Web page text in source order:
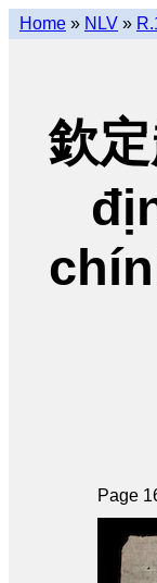
Home » NLV »
欽
Page